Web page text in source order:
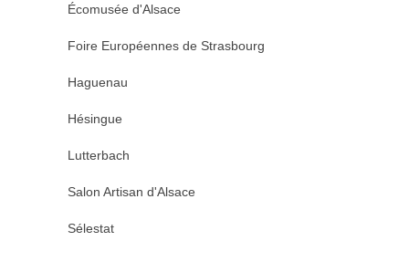
Écomusée d'Alsace
Foire Européennes de Strasbourg
Haguenau
Hésingue
Lutterbach
Salon Artisan d'Alsace
Sélestat